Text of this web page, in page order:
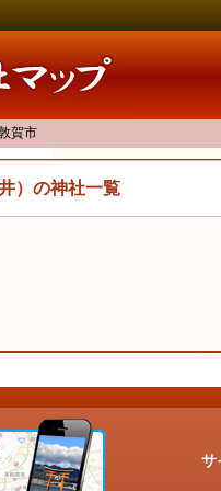
賀市
）の神社一覧
サ